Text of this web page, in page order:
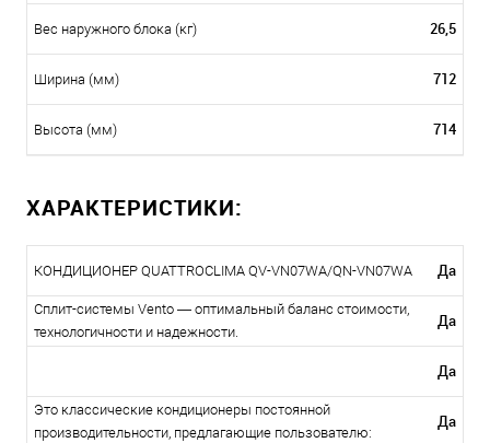
Вес наружного блока (кг) 26,5
Ширина (мм) 712
Высота (мм) 714
ХАРАКТЕРИСТИКИ:
КОНДИЦИОНЕР QUATTROCLIMA QV-VN07WA/QN-VN07WA Да
Сплит-системы Vento — оптимальный баланс стоимости,
технологичности и надежности.
Да
Да
Это классические кондиционеры постоянной
производительности, предлагающие пользователю:
Да